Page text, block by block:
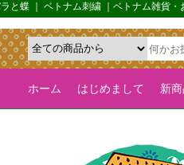
ージで有効化するためのフラグ*}>
と蝶 ｜ ベトナム刺繍 ｜ベトナム雑貨
ホーム はじめまして 新